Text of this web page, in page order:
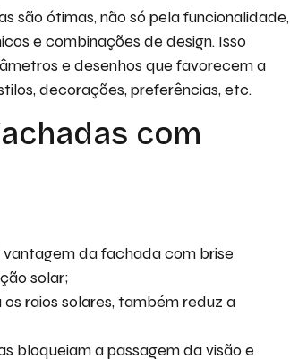
são ótimas, não só pela funcionalidade,
e combinações de design. Isso
e desenhos que favorecem a
decorações, preferências, etc.
com
vantagem da fachada com brise
solar;
raios solares, também reduz a
bloqueiam a passagem da visão e